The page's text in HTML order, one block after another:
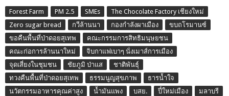
Forest Farm PM 2.5 SMEs
The Chocolate Factory เชียงใหม่
Zero sugar bread
กวีล้านนา กองกำลังผาเมือง
ขบถโรมานซ์
ขอคืนพื้นที่ป่าดอยสุเทพ
คณะกรรมการสิทธิมนุษยชน
คณะก่อการล้านนาใหม่
จิบกาแฟเบาๆ นั่งเมาส์การเมือง
จุดเสี่ยงในชุมชน
ชัยภูมิ ป่าแส
ชาติพันธุ์
ทวงคืนพื้นที่ป่าดอยสุเทพ
ธรรมนูญสุขภาพ
ธารน้ำใจ
นวัตกรรมอาหารคุณค่าสูง
น้ำมันแพง บสย. ปี๋ใหม่เมือง
มลาบรี